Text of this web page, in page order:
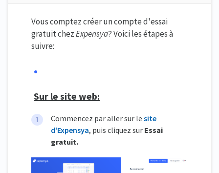
Vous comptez créer un compte d'essai
gratuit chezExpensya? Voici les étapes à
suivre:
Sur le site web:
Commencez par aller sur le site
d'Expensya, puis cliquez sur Essai
gratuit.